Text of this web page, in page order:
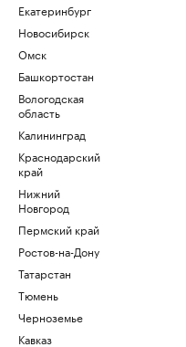
Екатеринбург
Новосибирск
Омск
Башкортостан
Вологодская
область
Калининград
Краснодарский
край
Нижний
Новгород
Пермский край
Ростов-на-Дону
Татарстан
Тюмень
Черноземье
Кавказ